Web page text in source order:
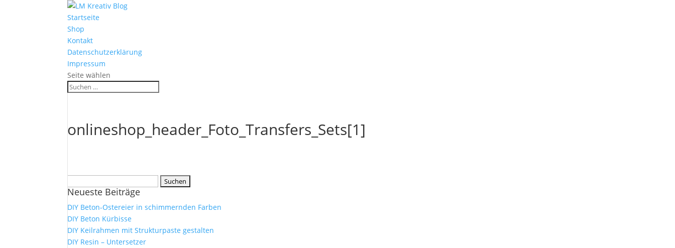
Startseite
Shop
Kontakt
Datenschutzerklärung
Impressum
Seite wählen
onlineshop_header_Foto_Transfers_Sets[1]
nach:
Neueste Beiträge
DIY Beton-Ostereier in schimmernden Farben
DIY Beton Kürbisse
DIY Keilrahmen mit Strukturpaste gestalten
DIY Resin – Untersetzer